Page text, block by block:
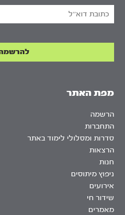
מפת האתר
הרשמה
התחברות
סדרות ומסלולי לימוד באתר
הרצאות
חנות
ניפוץ מיתוסים
אירועים
שידור חי
מאמרים